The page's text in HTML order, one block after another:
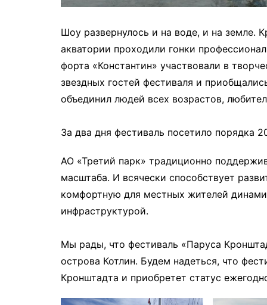
Шоу развернулось и на воде, и на земле.
акватории проходили гонки
форта «Константин» участвовали в
звездных гостей фестиваля и
объединил людей всех возрастов,
За два дня фестиваль посетило порядка
АО «Третий парк» традиционно
масштаба. И всячески способствует
комфортную для местных жителей
инфраструктурой.
Мы рады, что фестиваль «Паруса
острова Котлин. Будем надеться, что
Кронштадта и приобретет статус